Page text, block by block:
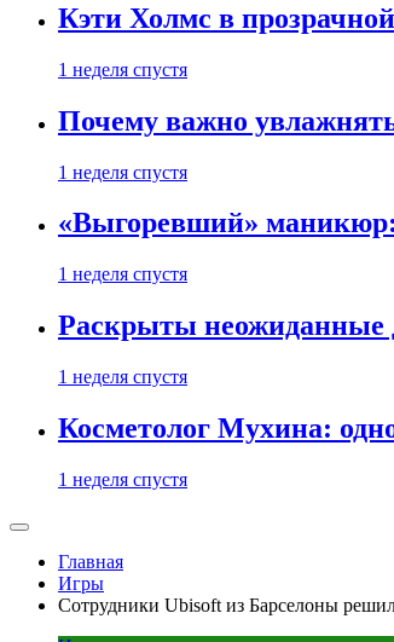
Кэти Холмс в
1 неделя спустя
Почему важно
1 неделя спустя
«Выгоревший» маникюр:
1 неделя спустя
Раскрыты неожиданные
1 неделя спустя
Косметолог Мухина:
1 неделя спустя
Главная
Игры
Сотрудники Ubisoft из Барселоны